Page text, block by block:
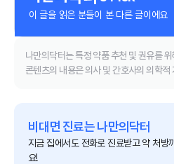
이 글을 읽은 분들이 본 다른 글이에요
나만의닥터는 특정 약품 추천 및 권유를
콘텐츠의 내용은 의사 및 간호사의 의학
비대면 진료는 나만의닥터
지금 집에서도 전화로 진료받고 약 처방
요!